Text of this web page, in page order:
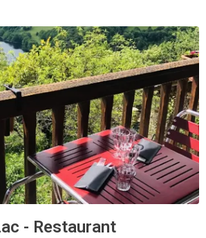
- Restaurant